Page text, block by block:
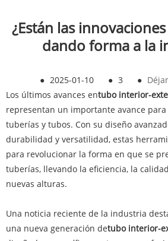
¿Están las
dando forma a la
● 2025-01-10 ● 3 ●
Los últimos avances entubo interior-
representan un importante avance
tuberías y tubos. Con su diseño
durabilidad y versatilidad, estas
para revolucionar la forma en que se
tuberías, llevando la eficiencia, la
nuevas alturas.
Una noticia reciente de la industria
una nueva generación detubo interior-